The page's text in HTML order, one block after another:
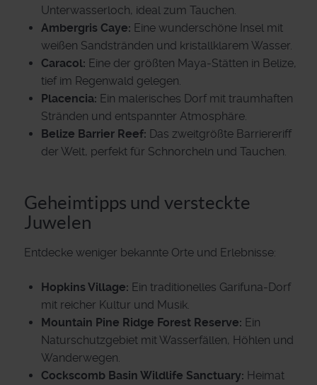
Unterwasserloch, ideal zum Tauchen.
Ambergris Caye: Eine wunderschöne Insel mit
weißen Sandstränden und kristallklarem Wasser.
Caracol: Eine der größten Maya-Stätten in Belize,
tief im Regenwald gelegen.
Placencia: Ein malerisches Dorf mit traumhaften
Stränden und entspannter Atmosphäre.
Belize Barrier Reef: Das zweitgrößte Barriereriff
der Welt, perfekt für Schnorcheln und Tauchen.
Geheimtipps und versteckte
Juwelen
Entdecke weniger bekannte Orte und Erlebnisse:
Hopkins Village: Ein traditionelles Garifuna-Dorf
mit reicher Kultur und Musik.
Mountain Pine Ridge Forest Reserve: Ein
Naturschutzgebiet mit Wasserfällen, Höhlen und
Wanderwegen.
Cockscomb Basin Wildlife Sanctuary: Heimat